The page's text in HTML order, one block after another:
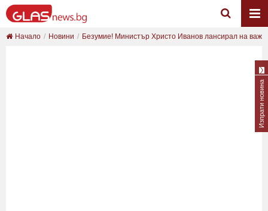
Начало Новини Безумие! Министър Христо Иванов лансирал на важ...
Изпрати новина